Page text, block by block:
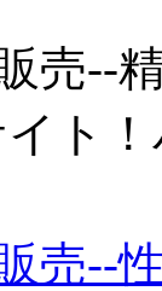
売--
ト
売--